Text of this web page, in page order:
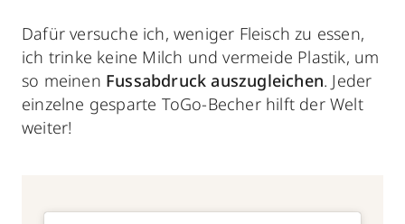
Dafür versuche ich, weniger Fleisch zu essen,
ich trinke keine Milch und vermeide Plastik, um
so meinen Fussabdruck auszugleichen. Jeder
einzelne gesparte ToGo-Becher hilft der Welt
weiter!